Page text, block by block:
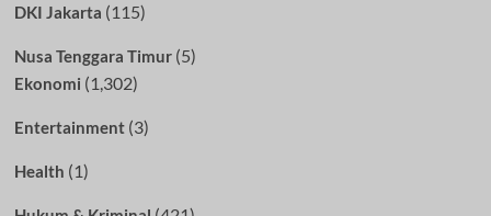
DKI Jakarta (115)
Nusa Tenggara Timur(5)
Ekonomi (1,302)
Entertainment(3)
Health (1)